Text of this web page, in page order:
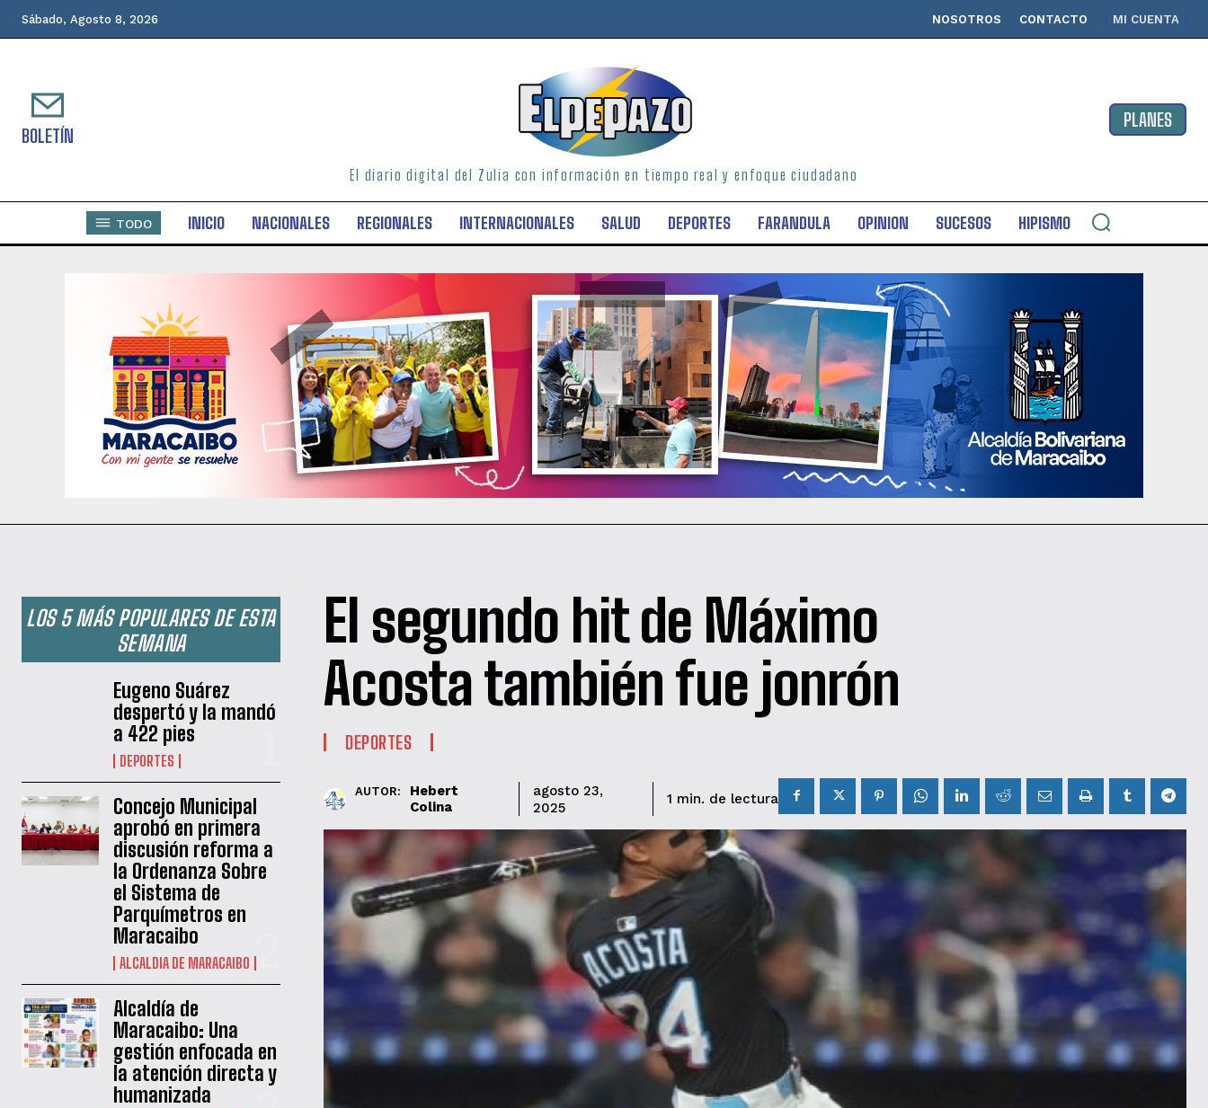
Sábado, Agosto 8, 2026 NOSOTROS CONTACTO MI CUENTA
BOLETÍN
El diario digital del Zulia con información en tiempo real y enfoque ciudadano
PLANES
TODO INICIO NACIONALES REGIONALES INTERNACIONALES SALUD DEPORTES FARANDULA OPINION SUCESOS HIPISMO
LOS 5 MÁS POPULARES DE ESTA
SEMANA
Eugeno Suárez
despertó y la mandó
a 422 pies
DEPORTES
‎Concejo Municipal
aprobó en primera
discusión reforma a
la Ordenanza Sobre
el Sistema de
Parquímetros en
Maracaibo
ALCALDIA DE MARACAIBO
Alcaldía de
Maracaibo: Una
gestión enfocada en
la atención directa y
humanizada
El segundo hit de Máximo
Acosta también fue jonrón
DEPORTES
AUTOR:
Hebert
Colina
agosto 23,
2025
1 min. de lectura